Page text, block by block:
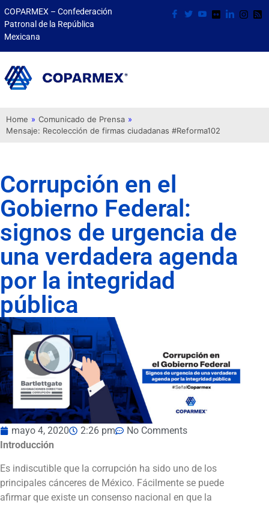
COPARMEX – Confederación
Patronal de la República
Mexicana
Home » Comunicado de Prensa »
Mensaje: Recolección de firmas ciudadanas #Reforma102
Corrupción en el
Gobierno Federal:
signos de urgencia de
una verdadera agenda
por la integridad
pública
mayo 4, 2020 2:26 pm
No Comments
Introducción
Es indiscutible que la corrupción ha sido uno de los
principales cánceres de México. Fácilmente se puede
afirmar que existe un consenso nacional en que la